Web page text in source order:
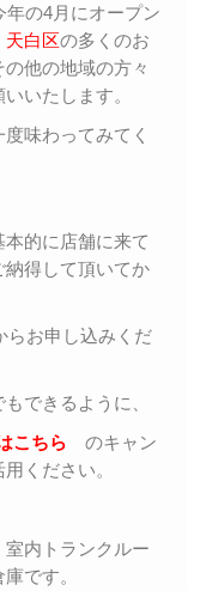
年の4月にオープン
天白区の多くのお
他の地域の方々
いたします。
味わってみてく
的に店舗に来て
得して頂いてか
お申し込みくだ
できるように、
こちら のキャン
ください。
内トランクルー
です。